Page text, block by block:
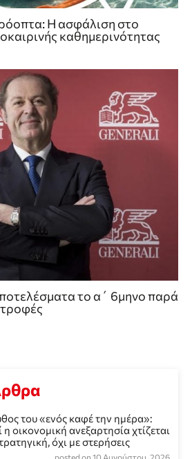
Η ασφάλιση στο
καθημερινότητας
το α΄ 6μηνο παρά
του «ενός καφέ την ημέρα»:
η οικονομική ανεξαρτησία χτίζεται
όχι με στερήσεις
posted on 10 Αυγούστου, 2026